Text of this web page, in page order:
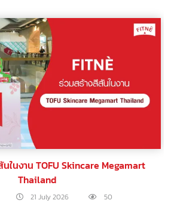
นในงาน TOFU Skincare Megamart
Thailand
21 July 2026 50